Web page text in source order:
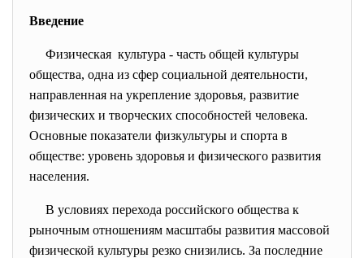
Введение
Физическая культура - часть общей культуры
общества, одна из сфер социальной деятельности,
направленная на укрепление здоровья, развитие
физических и творческих способностей человека.
Основные показатели физкультуры и спорта в
обществе: уровень здоровья и физического развития
населения.
В условиях перехода российского общества к
рыночным отношениям масштабы развития массовой
физической культуры резко снизились. За последние